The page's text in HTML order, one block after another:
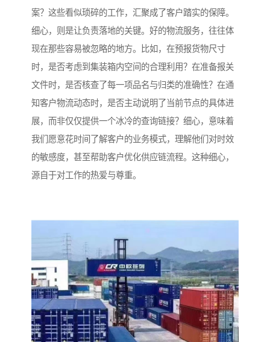
案？这些看似琐碎的工作，汇聚成了客户踏实的保障。
细心，则是让负责落地的关键。好的物流服务，往往体
现在那些容易被忽略的地方。比如，在预报货物尺寸
时，是否考虑到集装箱内空间的合理利用？在准备报关
文件时，是否核查了每一项品名与归类的准确性？在通
知客户物流动态时，是否主动说明了当前节点的具体进
展，而非仅仅提供一个冰冷的查询链接？细心，意味着
我们愿意花时间了解客户的业务模式，理解他们对时效
的敏感度，甚至帮助客户优化供应链流程。这种细心，
源自于对工作的热爱与尊重。